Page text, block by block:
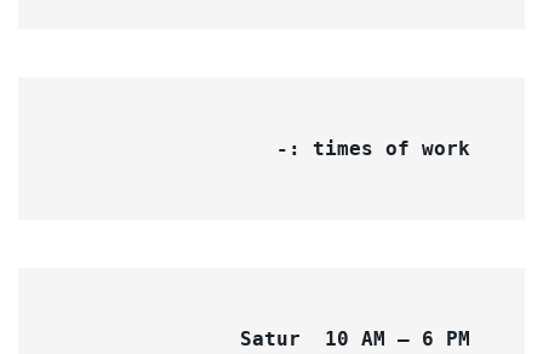
times of work :-
Satur 10 AM – 6 PM